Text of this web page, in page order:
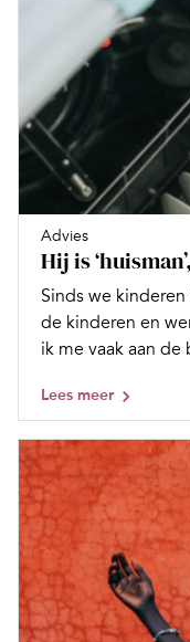
Advies
Hij is
Sinds we
de kinderen en
ik me vaak aan de
Lees meer